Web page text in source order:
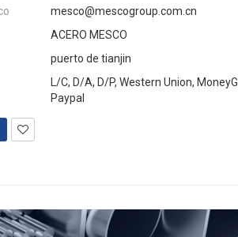
mesco@mescogroup.com.cn
ACERO MESCO
puerto de tianjin
L/C, D/A, D/P, Western Union,
Paypal